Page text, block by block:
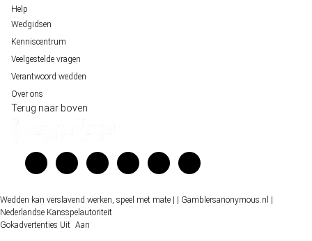
Help
Wedgidsen
Kenniscentrum
Veelgestelde vragen
Verantwoord wedden
Over ons
Terug naar boven
Wedden kan verslavend werken, speel met mate | | Gamblersanonymous.nl |
Nederlandse Kansspelautoriteit
Gokadvertenties Uit Aan